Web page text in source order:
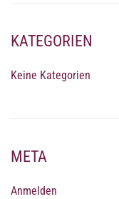
KATEGORIEN
Keine Kategorien
META
Anmelden